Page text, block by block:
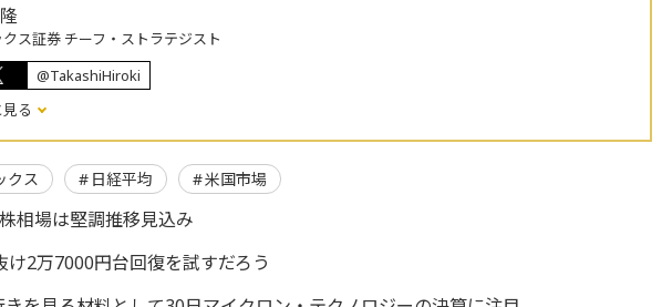
ス証券 チーフ・ストラテジスト
@TakashiHiroki
る
クス 日経平均 米国市場
相場は堅調推移見込み
け2万7000円台回復を試すだろう